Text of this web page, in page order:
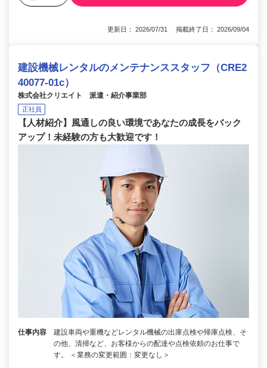
更新日： 2026/07/31 掲載終了日： 2026/09/04
建設機械レンタルのメンテナンススタッフ（CRE2
40077-01c）
株式会社クリエイト 派遣・紹介事業部
正社員
【人材紹介】風通しの良い環境であなたの成長をバック
アップ！未経験の方も大歓迎です！
仕事内容
建設車両や重機などレンタル機械の出庫点検や帰庫点検、そ
の他、清掃など、お客様からの配達や点検依頼のお仕事で
す。 ＜業務の変更範囲：変更なし＞